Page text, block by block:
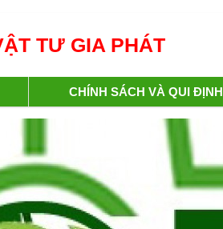
TƯ GIA PHÁT
CHÍNH SÁCH VÀ QUI ĐỊNH